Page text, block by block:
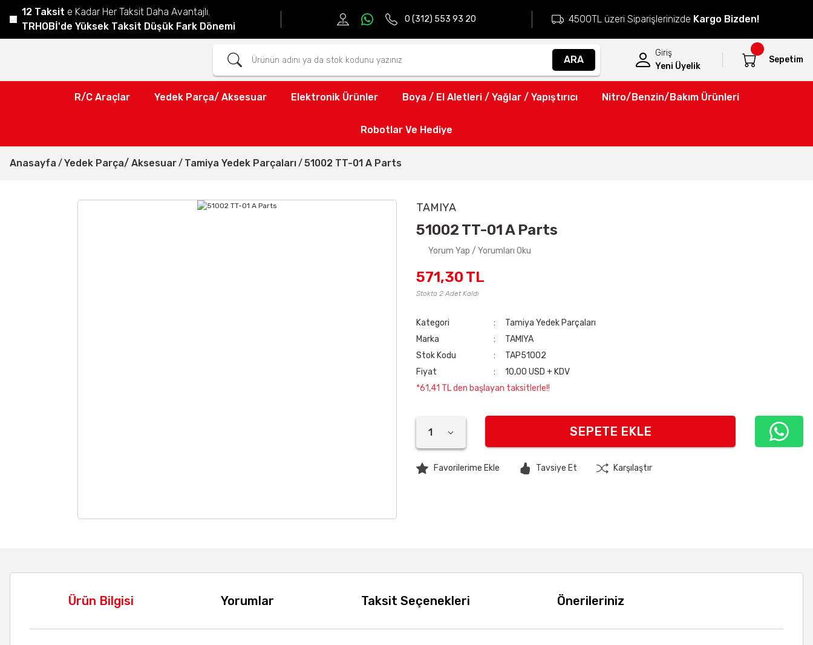
12 Taksit e Kadar Her Taksit Daha Avantajlı.
TRHOBİ'de Yüksek Taksit Düşük Fark Dönemi
0 (312) 553 93 20 4500TL üzeri Siparişlerinizde Kargo Bizden!
ARA
Giriş
Yeni Üyelik
Sepetim
R/C Araçlar Yedek Parça/ Aksesuar Elektronik Ürünler Boya / El Aletleri / Yağlar / Yapıştırıcı Nitro/Benzin/Bakım Ürünleri
Robotlar Ve Hediye
Anasayfa Yedek Parça/ Aksesuar Tamiya Yedek Parçaları 51002 TT-01 A Parts
TAMIYA
51002 TT-01 A Parts
Yorum Yap / Yorumları Oku
571,30 TL
Stokta 2 Adet Kaldı
Kategori
Tamiya Yedek Parçaları
Marka
TAMIYA
Stok Kodu
TAP51002
Fiyat
10,00 USD + KDV
*61,41 TL den başlayan taksitlerle!!
SEPETE EKLE
Tavsiye Et Karşılaştır
Ürün Bilgisi Yorumlar Taksit Seçenekleri Önerileriniz